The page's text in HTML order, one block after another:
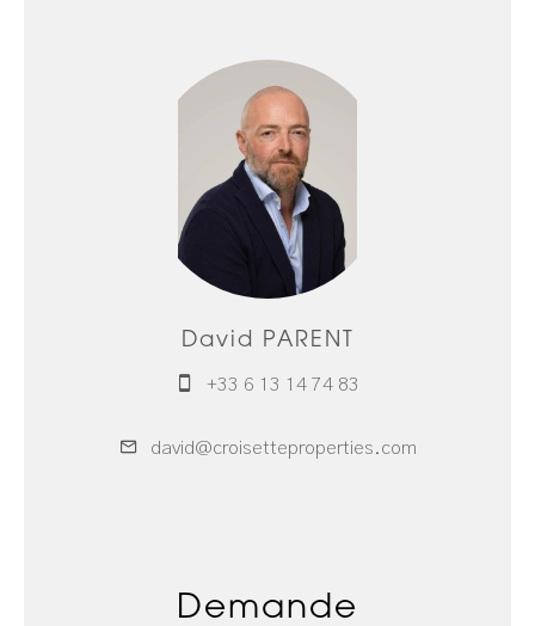
David PARENT
+33 6 13 14 74 83
david@croisetteproperties.com
Demande